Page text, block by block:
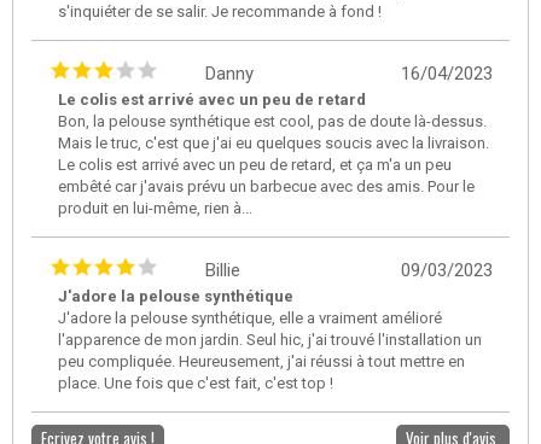
s'inquiéter de se salir. Je recommande à fond !
16/04/2023
Danny
Le colis est arrivé avec un peu de retard
Bon, la pelouse synthétique est cool, pas de doute là-dessus.
Mais le truc, c'est que j'ai eu quelques soucis avec la livraison.
Le colis est arrivé avec un peu de retard, et ça m'a un peu
embêté car j'avais prévu un barbecue avec des amis. Pour le
produit en lui-même, rien à...
09/03/2023
Billie
J'adore la pelouse synthétique
J'adore la pelouse synthétique, elle a vraiment amélioré
l'apparence de mon jardin. Seul hic, j'ai trouvé l'installation un
peu compliquée. Heureusement, j'ai réussi à tout mettre en
place. Une fois que c'est fait, c'est top !
Ecrivez votre avis ! Voir plus d'avis